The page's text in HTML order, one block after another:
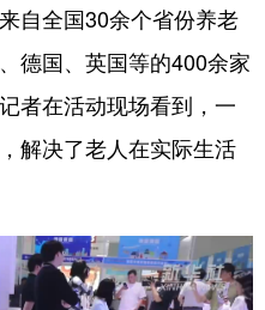
云南 西藏
青海 宁夏
黑龙江
Français عربى
自全国30余个省份养老
德国、英国等的400余家
者在活动现场看到，一
解决了老人在实际生活